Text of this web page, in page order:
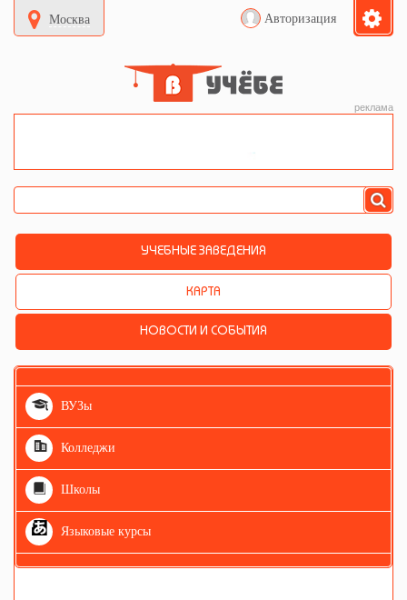
Москва Авторизация
реклама
УЧЕБНЫЕ ЗАВЕДЕНИЯ
КАРТА
НОВОСТИ И СОБЫТИЯ
ВУЗы
Колледжи
Школы
Языковые курсы